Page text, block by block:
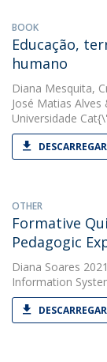
BOOK
Educação,
humano
Diana Mesquita,
José Matias Alves
Universidade
OTHER
Formative
Pedagogic
Diana Soares
Information